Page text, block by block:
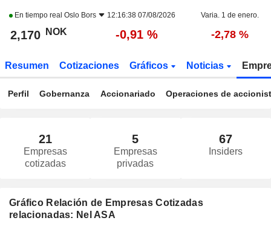
En tiempo real Oslo Bors 12:16:38 07/08/2026 Varia. 1 de enero.
2,170 NOK -0,91 % -2,78 %
Resumen Cotizaciones Gráficos Noticias
Perfil Gobernanza Accionariado Operaciones de
21
Empresas
cotizadas
5
Empresas
privadas
67
Insiders
Gráfico Relación de Empresas Cotizadas
relacionadas: Nel ASA